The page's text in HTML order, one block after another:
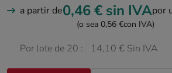
a partir de0,46 € sin IVApor
(o sea 0,56 €con IVA)
Por lote de 20 : 14,10 € Sin IVA